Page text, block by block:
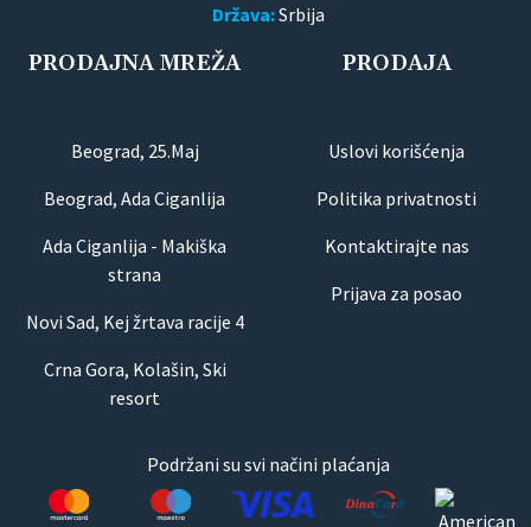
Država:Srbija
PRODAJNA MREŽA
Beograd, 25.Maj
Beograd, Ada Ciganlija
Ada Ciganlija - Makiška
strana
Novi Sad, Kej žrtava racije 4
Crna Gora, Kolašin, Ski
resort
PRODAJA
Uslovi korišćenja
Politika privatnosti
Kontaktirajte nas
Prijava za posao
Podržani su svi načini plaćanja